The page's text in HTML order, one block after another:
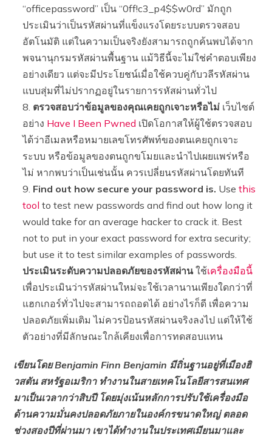
“officepassword” เป็น “0ff!c3_p4$$w0rd” มักถูก
ประเมินว่าเป็นรหัสผ่านที่แข็งแรงโดยระบบตรวจสอบ
อัตโนมัติ แต่ในความเป็นจริงยังสามารถถูกค้นพบได้จาก
พจนานุกรมรหัสผ่านพื้นฐาน แม้วิธีนี้จะไม่ใช่คำตอบเพียง
อย่างเดียว แต่จะมีประโยชน์เมื่อใช้ควบคู่กับวลีรหัสผ่าน
แบบสุ่มที่ไม่ปรากฏอยู่ในรายการรหัสผ่านทั่วไป
ตรวจสอบว่าข้อมูลของคุณเคยถูกเจาะหรือไม่ เว็บไซต์
อย่าง Have I Been Pwned เปิดโอกาสให้ผู้ใช้ตรวจสอบ
ได้ว่าอีเมลหรือหมายเลขโทรศัพท์ของตนเคยถูกเจาะ
ระบบ หรือข้อมูลของตนถูกขโมยและนำไปเผยแพร่หรือ
ไม่ หากพบว่าเป็นเช่นนั้น ควรเปลี่ยนรหัสผ่านโดยทันที
Find out how secure your password is. Usethis
tool to test new passwords and find out how long it
would take for an average hacker to crack it. Best
not to put in your exact password for extra security;
but use it to test similar examples of passwords.
ประเมินระดับความปลอดภัยของรหัสผ่านใช้เครื่องมือนี้
เพื่อประเมินว่ารหัสผ่านใหม่จะใช้เวลานานเพียงใดกว่าที่
แฮกเกอร์ทั่วไปจะสามารถถอดได้ อย่างไรก็ดี เพื่อความ
ปลอดภัยเพิ่มเติม ไม่ควรป้อนรหัสผ่านจริงลงไป แต่ให้ใช้
ตัวอย่างที่มีลักษณะใกล้เคียงเพื่อการทดสอบแทน
เขียนโดย Benjamin Finn Benjamin มีถิ่นฐานอยู่ที่เมืองฮิ
วสตัน สหรัฐอเมริกา ทำงานในสายเทคโนโลยีสารสนเทศ
มาเป็นเวลากว่าสิบปี โดยมุ่งเน้นหลักการปรับใช้เครื่องมือ
ด้านความมั่นคงปลอดภัยภายในองค์กรขนาดใหญ่ ตลอด
ช่วงสองปีที่ผ่านมา เขาได้ทำงานในประเทศเมียนมาและ